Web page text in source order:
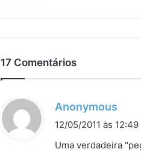
17 Comentários
Anonymous
i
12/05/2011 às 12:49
Uma verdadeira